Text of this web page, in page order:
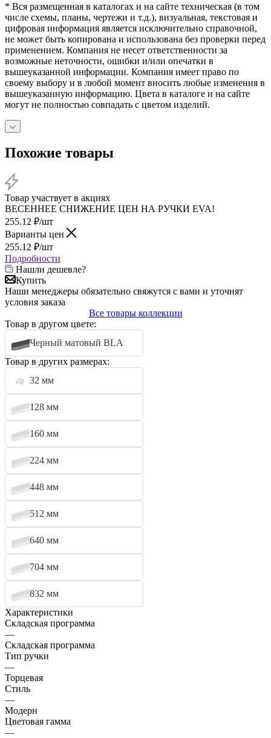
* Вся размещенная в каталогах и на сайте техническая (в том
числе схемы, планы, чертежи и т.д.), визуальная, текстовая и
цифровая информация является исключительно справочной,
не может быть копирована и использована без проверки перед
применением. Компания не несет ответственности за
возможные неточности, ошибки и/или опечатки в
вышеуказанной информации. Компания имеет право по
своему выбору и в любой момент вносить любые изменения в
вышеуказанную информацию. Цвета в каталоге и на сайте
могут не полностью совпадать с цветом изделий.
Похожие товары
Товар участвует в акциях
ВЕСЕННЕЕ СНИЖЕНИЕ ЦЕН НА РУЧКИ EVA!
255.12 ₽/шт
Варианты цен
255.12 ₽/шт
Подробности
Нашли дешевле?
Купить
Наши менеджеры обязательно свяжутся с вами и уточнят
условия заказа
Все товары коллекции
Товар в другом цвете:
Черный матовый BLA
Товар в других размерах:
32 мм
128 мм
160 мм
224 мм
448 мм
512 мм
640 мм
704 мм
832 мм
Характеристики
Складская программа
—
Складская программа
Тип ручки
—
Торцевая
Стиль
—
Модерн
Цветовая гамма
—